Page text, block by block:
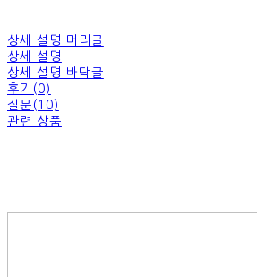
상세 설명 머리글
상세 설명
상세 설명 바닥글
후기(0)
질문(10)
관련 상품